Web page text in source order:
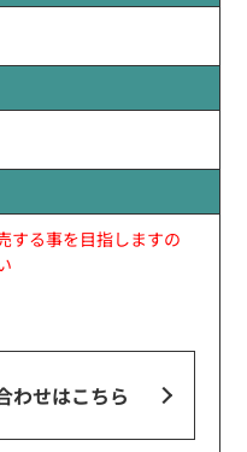
する事を目指しますの
わせはこちら